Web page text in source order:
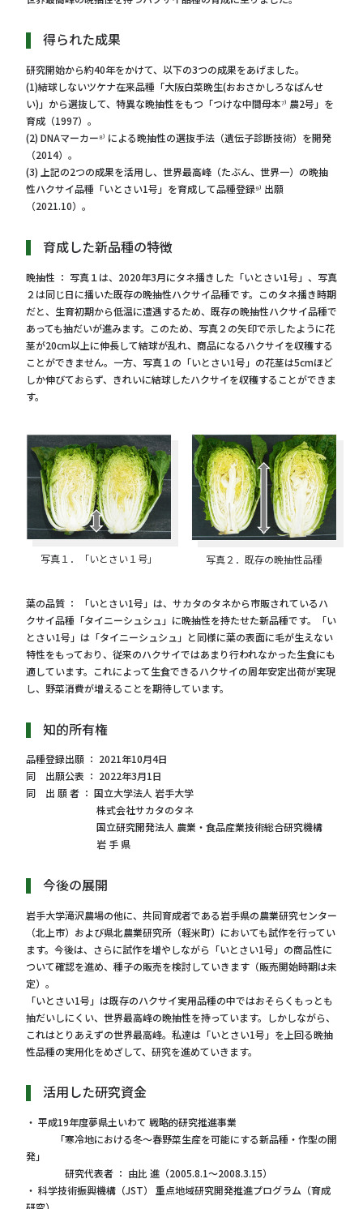
得られた成果
研究開始から約40年をかけて、以下の3つの成果をあげました。
(1)結球しないツケナ在来品種「大阪白菜晩生(おおさかしろなばんせ
い)」から選抜して、特異な晩抽性をもつ「つけな中間母本⁷⁾ 農2号」を
育成（1997）。
(2) DNAマーカー⁸⁾ による晩抽性の選抜手法（遺伝子診断技術）を開発
（2014）。
(3) 上記の2つの成果を活用し、世界最高峰（たぶん、世界一）の晩抽
性ハクサイ品種「いとさい1号」を育成して品種登録⁹⁾ 出願
（2021.10）。
育成した新品種の特徴
晩抽性 ： 写真１は、2020年3月にタネ播きした「いとさい1号」、写真
２は同じ日に播いた既存の晩抽性ハクサイ品種です。このタネ播き時期
だと、生育初期から低温に遭遇するため、既存の晩抽性ハクサイ品種で
あっても抽だいが進みます。このため、写真２の矢印で示したように花
茎が20cm以上に伸長して結球が乱れ、商品になるハクサイを収穫する
ことができません。一方、写真１の「いとさい1号」の花茎は5cmほど
しか伸びておらず、きれいに結球したハクサイを収穫することができま
す。
写真１．「いとさい１号」 写真２．既存の晩抽性品種
葉の品質 ： 「いとさい1号」は、サカタのタネから市販されているハ
クサイ品種「タイニーシュシュ」に晩抽性を持たせた新品種です。「い
とさい1号」は「タイニーシュシュ」と同様に葉の表面に毛が生えない
特性をもっており、従来のハクサイではあまり行われなかった生食にも
適しています。これによって生食できるハクサイの周年安定出荷が実現
し、野菜消費が増えることを期待しています。
知的所有権
品種登録出願 ： 2021年10月4日
同 出願公表 ： 2022年3月1日
同 出 願 者 ： 国立大学法人 岩手大学
株式会社サカタのタネ
国立研究開発法人 農業・食品産業技術総合研究機構
岩 手 県
今後の展開
岩手大学滝沢農場の他に、共同育成者である岩手県の農業研究センター
（北上市）および県北農業研究所（軽米町）においても試作を行ってい
ます。今後は、さらに試作を増やしながら「いとさい1号」の商品性に
ついて確認を進め、種子の販売を検討していきます（販売開始時期は未
定）。
「いとさい1号」は既存のハクサイ実用品種の中ではおそらくもっとも
抽だいしにくい、世界最高峰の晩抽性を持っています。しかしながら、
これはとりあえずの世界最高峰。私達は「いとさい1号」を上回る晩抽
性品種の実用化をめざして、研究を進めていきます。
活用した研究資金
・ 平成19年度夢県土いわて 戦略的研究推進事業
「寒冷地における冬～春野菜生産を可能にする新品種・作型の開
発」
研究代表者 ： 由比 進（2005.8.1～2008.3.15）
・ 科学技術振興機構（JST） 重点地域研究開発推進プログラム（育成